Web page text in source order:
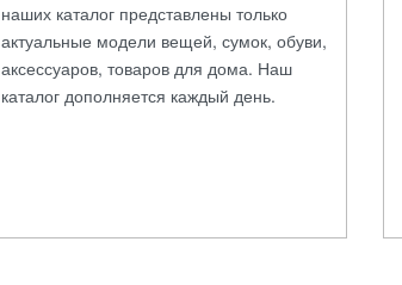
наших каталог представлены только
актуальные модели вещей, сумок, обуви,
аксессуаров, товаров для дома. Наш
каталог дополняется каждый день.